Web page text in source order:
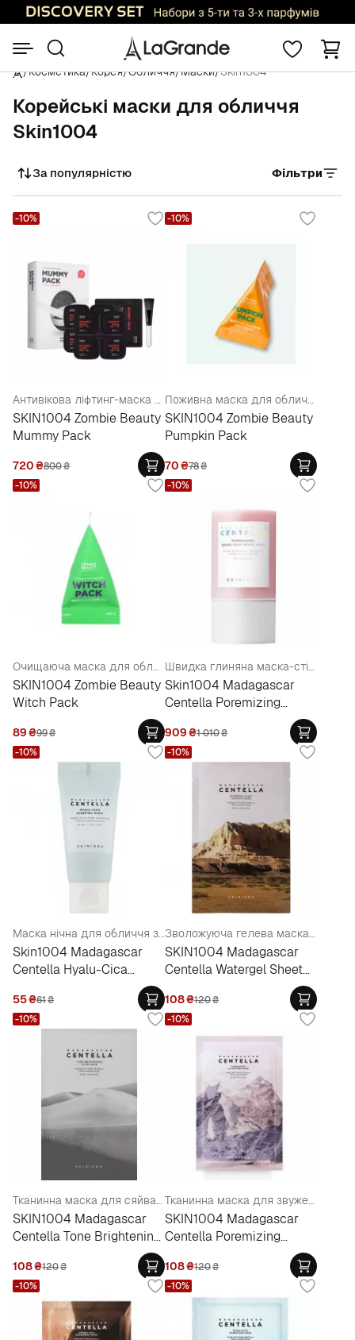
/Косметика/Корея/Обличчя/Маски/Skin1004
Корейські маски для обличчя
Skin1004
Сортувати
За популярністю Фільтри
Антивікова ліфтинг-маска з чорним трюфелем 8х2мл
SKIN1004 Zombie Beauty
Mummy Pack
720₴800₴
-10%
Поживна маска для обличчя
SKIN1004 Zombie Beauty
Pumpkin Pack
70₴78₴
-10%
Очищаюча маска для обличчя із зеленим чаєм
SKIN1004 Zombie Beauty
Witch Pack
89₴99₴
-10%
Швидка глиняна маска-стік для звуження пор
Skin1004 Madagascar
Centella Poremizing
Quick Clay Stick Mask
909₴1 010₴
-10%
Маска нічна для обличчя з центелою азіатською та гіалуроновою кислотою
Skin1004 Madagascar
Centella Hyalu-Cica
55₴61₴
-10%
Зволожуюча гелева маска з центелою
SKIN1004 Madagascar
Centella Watergel Sheet
108₴120₴
-10%
Тканинна маска для сяйва шкіри обличчя
SKIN1004 Madagascar
Centella Tone Brightening
108₴120₴
-10%
Тканинна маска для звуження пор
SKIN1004 Madagascar
Centella Poremizing
108₴120₴
-10%
-10% -10%